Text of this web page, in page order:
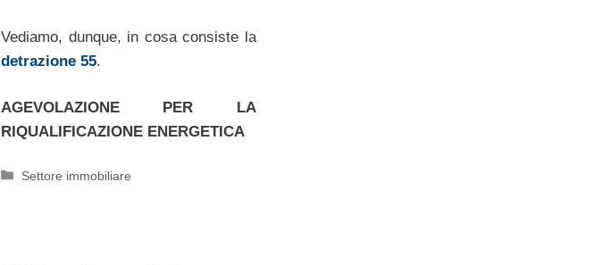
Vediamo, dunque, in cosa consiste la
detrazione 55.
AGEVOLAZIONE PER LA
RIQUALIFICAZIONE ENERGETICA
Categorie
Settore immobiliare